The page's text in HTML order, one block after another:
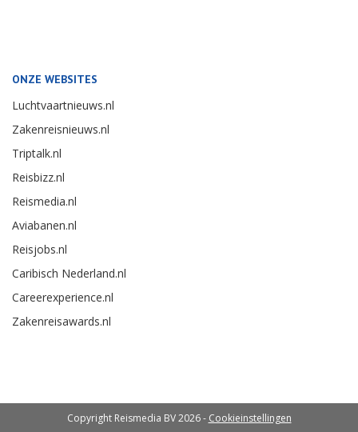
ONZE WEBSITES
Luchtvaartnieuws.nl
Zakenreisnieuws.nl
Triptalk.nl
Reisbizz.nl
Reismedia.nl
Aviabanen.nl
Reisjobs.nl
Caribisch Nederland.nl
Careerexperience.nl
Zakenreisawards.nl
Copyright Reismedia BV 2026 - Cookieinstellingen